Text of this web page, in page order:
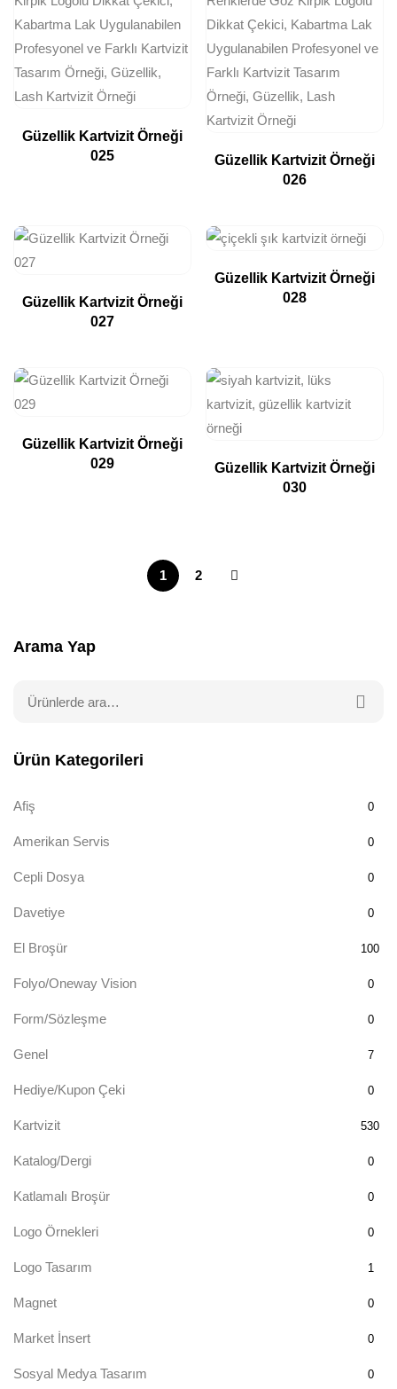
Güzellik Kartvizit Örneği
025
Güzellik Kartvizit Örneği
026
Güzellik Kartvizit Örneği
027
Güzellik Kartvizit Örneği
028
Güzellik Kartvizit Örneği
029
Güzellik Kartvizit Örneği
030
1 2
Arama Yap
Ürün Kategorileri
Afiş 0
Amerikan Servis 0
Cepli Dosya 0
Davetiye 0
El Broşür 100
Folyo/Oneway Vision 0
Form/Sözleşme 0
Genel 7
Hediye/Kupon Çeki 0
Kartvizit 530
Katalog/Dergi 0
Katlamalı Broşür 0
Logo Örnekleri 0
Logo Tasarım 1
Magnet 0
Market İnsert 0
Sosyal Medya Tasarım 0